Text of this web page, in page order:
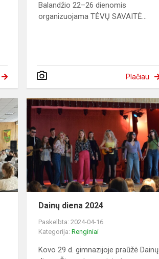
Balandžio 22–26 dienomis
organizuojama TĖVŲ SAVAITĖ...
Plačiau
Dainų diena 2024
Paskelbta: 2024-04-16
Kategorija:Renginiai
Kovo 29 d. gimnazijoje praūžė Dainų